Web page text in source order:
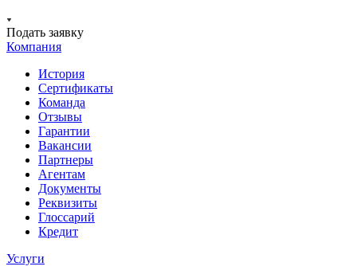
Подать заявку
Компания
История
Сертификаты
Команда
Отзывы
Гарантии
Вакансии
Партнеры
Агентам
Документы
Реквизиты
Глоссарий
Кредит
Услуги